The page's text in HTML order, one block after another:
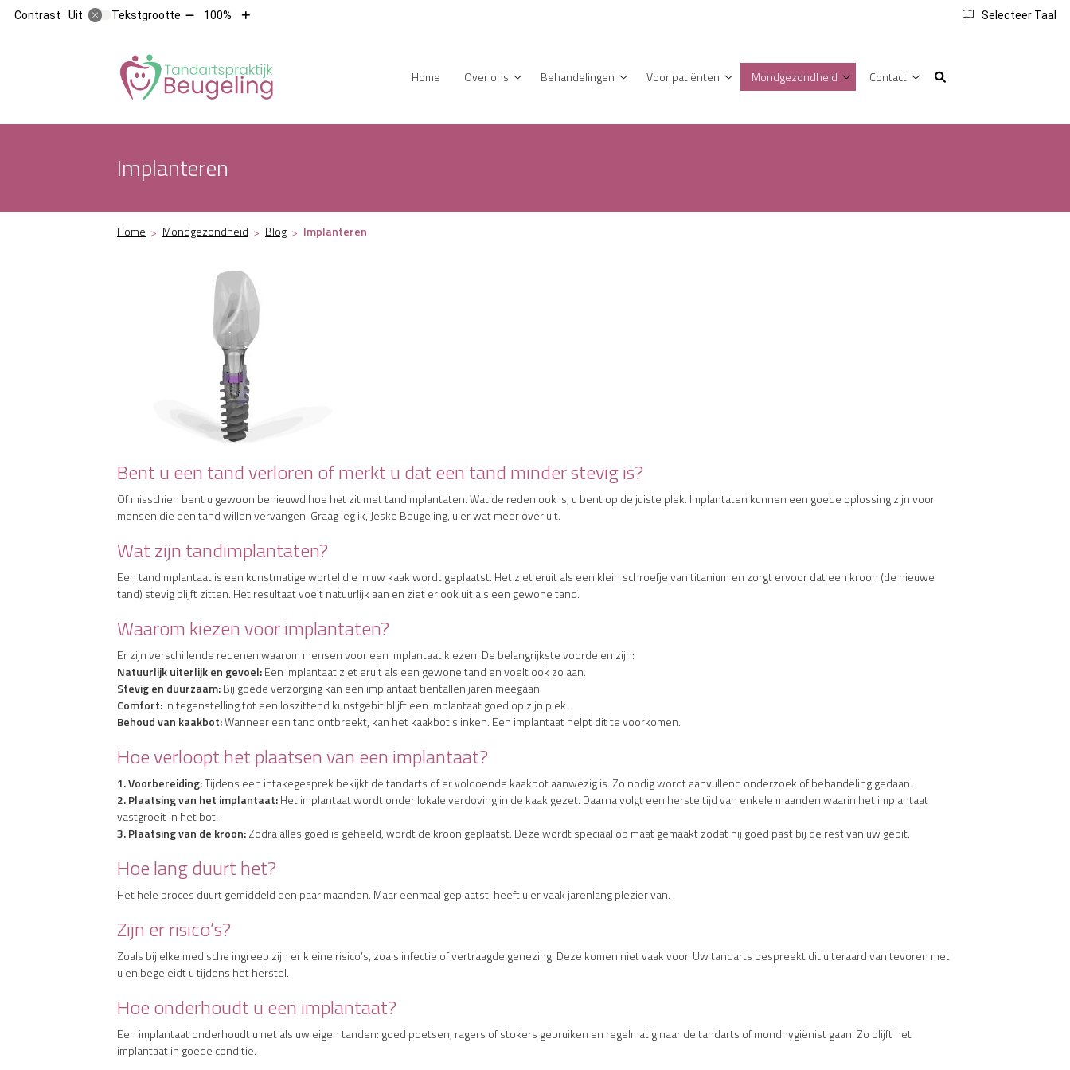
Contrast Uit Tekstgrootte Tekst100%
Tekst
Selecteer Taal
Home
Over ons
submenu
Behandelingen
Voor patiënten
Voor
submenu
Mondgezondheid
Mondgezondheid
Contact
Implanteren
Home Mondgezondheid Blog Implanteren
Bent u een tand verloren of merkt u dat een tand minder stevig is?
Of misschien bent u gewoon benieuwd hoe het zit met tandimplantaten. Wat de reden ook is, u bent op de juiste plek. Implantaten kunnen een goede oplossing zijn voor
mensen die een tand willen vervangen. Graag leg ik, Jeske Beugeling, u er wat meer over uit.
Wat zijn tandimplantaten?
Een tandimplantaat is een kunstmatige wortel die in uw kaak wordt geplaatst. Het ziet eruit als een klein schroefje van titanium en zorgt ervoor dat een kroon (de nieuwe
tand) stevig blijft zitten. Het resultaat voelt natuurlijk aan en ziet er ook uit als een gewone tand.
Waarom kiezen voor implantaten?
Er zijn verschillende redenen waarom mensen voor een implantaat kiezen. De belangrijkste voordelen zijn:
Natuurlijk uiterlijk en gevoel:Een implantaat ziet eruit als een gewone tand en voelt ook zo aan.
Stevig en duurzaam:Bij goede verzorging kan een implantaat tientallen jaren meegaan.
Comfort:In tegenstelling tot een loszittend kunstgebit blijft een implantaat goed op zijn plek.
Behoud van kaakbot:Wanneer een tand ontbreekt, kan het kaakbot slinken. Een implantaat helpt dit te voorkomen.
Hoe verloopt het plaatsen van een implantaat?
1. Voorbereiding:Tijdens een intakegesprek bekijkt de tandarts of er voldoende kaakbot aanwezig is. Zo nodig wordt aanvullend onderzoek of behandeling gedaan.
2. Plaatsing van het implantaat:Het implantaat wordt onder lokale verdoving in de kaak gezet. Daarna volgt een hersteltijd van enkele maanden waarin het implantaat
vastgroeit in het bot.
3. Plaatsing van de kroon:Zodra alles goed is geheeld, wordt de kroon geplaatst. Deze wordt speciaal op maat gemaakt zodat hij goed past bij de rest van uw gebit.
Hoe lang duurt het?
Het hele proces duurt gemiddeld een paar maanden. Maar eenmaal geplaatst, heeft u er vaak jarenlang plezier van.
Zijn er risico’s?
Zoals bij elke medische ingreep zijn er kleine risico’s, zoals infectie of vertraagde genezing. Deze komen niet vaak voor. Uw tandarts bespreekt dit uiteraard van tevoren met
u en begeleidt u tijdens het herstel.
Hoe onderhoudt u een implantaat?
Een implantaat onderhoudt u net als uw eigen tanden: goed poetsen, ragers of stokers gebruiken en regelmatig naar de tandarts of mondhygiënist gaan. Zo blijft het
implantaat in goede conditie.